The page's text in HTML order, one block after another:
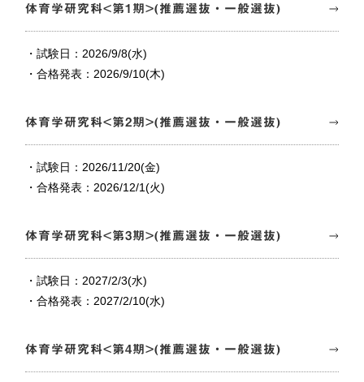
体育学研究科<第1期>(推薦選抜・一般選抜)
・試験日：2026/9/8(水)
・合格発表：2026/9/10(木)
体育学研究科<第2期>(推薦選抜・一般選抜)
・試験日：2026/11/20(金)
・合格発表：2026/12/1(火)
体育学研究科<第3期>(推薦選抜・一般選抜)
・試験日：2027/2/3(水)
・合格発表：2027/2/10(水)
体育学研究科<第4期>(推薦選抜・一般選抜)